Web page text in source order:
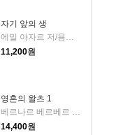
자기 앞의 생
에밀 아자르 저/용경식 역
11,200원
영혼의 왈츠 1
베르나르 베르베르 저/전미연 역
14,400원